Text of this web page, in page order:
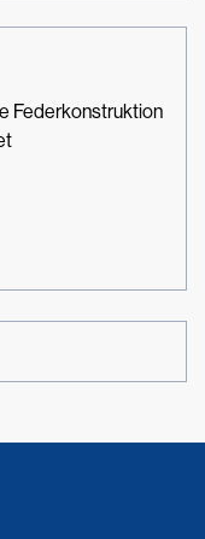
Federkonstruktion